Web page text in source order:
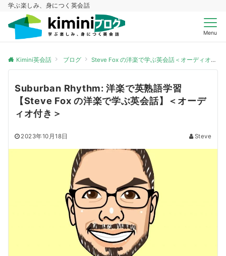
学ぶ楽しみ、身につく英会話
Menu
Kimini英会話 ブログ Steve Fox の洋楽で学ぶ英会話＜オーディオ付き＞
Suburban Rhythm: 洋楽で英熟語学習
【Steve Fox の洋楽で学ぶ英会話】＜オーデ
ィオ付き＞
2023年10月18日 Steve